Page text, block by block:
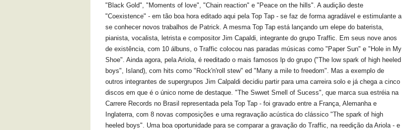
"Black Gold", "Moments of love", "Chain reaction" e "Peace on the hills". A audição deste
"Coexistence" - em tão boa hora editado aqui pela Top Tap - se faz de forma agradável e estimulante a
se conhecer novos trabalhos de Patrick. A mesma Top Tap está lançando um elepe do baterista,
pianista, vocalista, letrista e compositor Jim Capaldi, integrante do grupo Traffic. Em seus nove anos
de existência, com 10 álbuns, o Traffic colocou nas paradas músicas como "Paper Sun" e "Hole in My
Shoe". Ainda agora, pela Ariola, é reeditado o mais famosos lp do grupo ("The low spark of high heeled
boys", Island), com hits como "Rock'n'roll stew" ed "Many a mile to freedom". Mas a exemplo de
outros integrantes de supergrupos Jim Calpaldi decidiu partir para uma carreira solo e já chega a cinco
discos em que é o único nome de destaque. "The Swwet Smell of Sucess", que marca sua estréia na
Carrere Records no Brasil representada pela Top Tap - foi gravado entre a França, Alemanha e
Inglaterra, com 8 novas composições e uma regravação acústica do clássico "The spark of high
heeled boys". Uma boa oportunidade para se comparar a gravação do Traffic, na reedição da Ariola - e